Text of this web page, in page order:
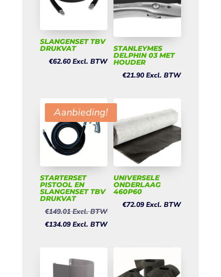
SLANGENSET TBV
DRUKVAT
€62.60 Excl. BTW
STANLEYMES
DELPHIN 03 MET
HOUDER
€21.90 Excl. BTW
Aanbieding!
STARTERSET
PISTOOL EN
SLANGENSET TBV
DRUKVAT
€149.01 Excl. BTW
€134.09 Excl. BTW
UNIVERSELE
ONDERLAAG
460P60
€72.09 Excl. BTW